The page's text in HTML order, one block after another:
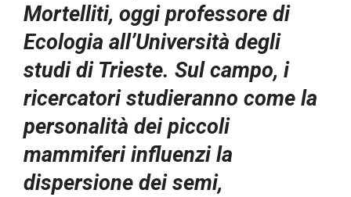
Mortelliti, oggi professore di
Ecologia all’Università degli
studi di Trieste. Sul campo, i
ricercatori studieranno come la
personalità dei piccoli
mammiferi influenzi la
dispersione dei semi,